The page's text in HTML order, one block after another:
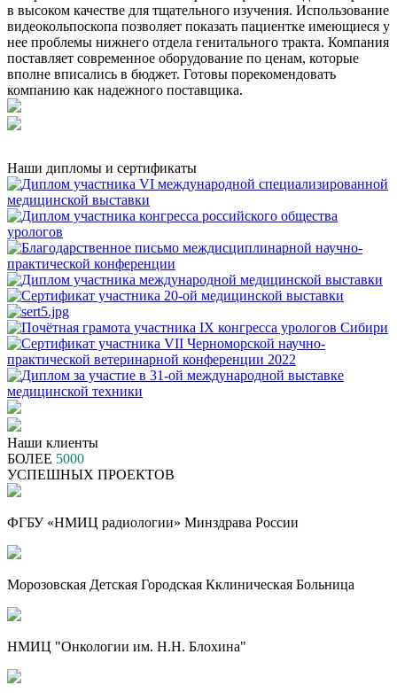
в высоком качестве для тщательного изучения. Использование
видеокольпоскопа позволяет показать пациентке имеющиеся у
нее проблемы нижнего отдела генитального тракта. Компания
поставляет современное оборудование по ценам, которые
вполне вписались в бюджет. Готовы порекомендовать
компанию как надежного поставщика.
Наши дипломы и сертификаты
Наши клиенты
БОЛЕЕ 5000
УСПЕШНЫХ ПРОЕКТОВ
ФГБУ «НМИЦ радиологии» Минздрава России
Морозовская Детская Городская Кклиническая Больница
НМИЦ "Онкологии им. Н.Н. Блохина"